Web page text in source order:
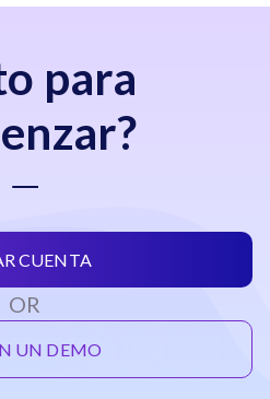
para
CUENTA
OR
UN DEMO